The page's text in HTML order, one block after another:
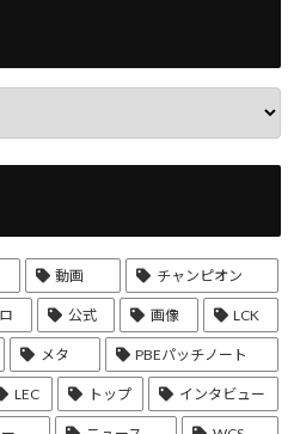
動画 チャンピオン
公式 画像 LCK
メタ PBEパッチノート
LEC トップ インタビュー